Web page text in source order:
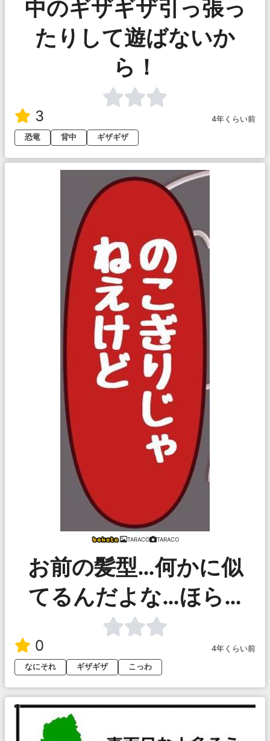
中のギザギザ引っ張っ
たりして遊ばないか
ら！
3
4年くらい前
恐竜
背中 ギザギザ
TARACO TARACO
お前の髪型…何かに似
てるんだよな…ほら…
0
4年くらい前
なにそれ
ギザギザ こっわ